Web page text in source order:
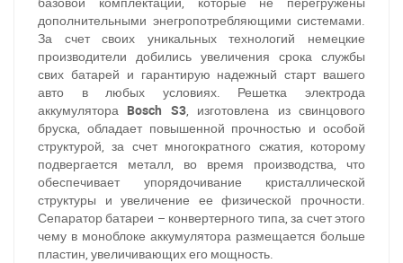
дополнительными энегропотребляющими системами.
За счет своих уникальных технологий немецкие
производители добились увеличения срока службы
свих батарей и гарантирую надежный старт вашего
авто в любых условиях. Решетка электрода
аккумулятора Bosch S3, изготовлена из свинцового
бруска, обладает повышенной прочностью и особой
структурой, за счет многократного сжатия, которому
подвергается металл, во время производства, что
обеспечивает упорядочивание кристаллической
структуры и увеличение ее физической прочности.
Сепаратор батареи – конвертерного типа, за счет этого
чему в моноблоке аккумулятора размещается больше
пластин, увеличивающих его мощность.